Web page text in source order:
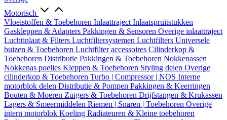
Motorisch
Vloeistoffen & Toebehoren Inlaattraject Inlaatspruitstukken
Gaskleppen & Adapters Pakkingen & Sensoren Overige inlaattraject
Luchtinlaat & Filters Luchtfiltersystemen Luchtfilters Universele
buizen & Toebehoren Luchtfilter accessoires Cilinderkop &
Toebehoren Distributie Pakkingen & Toebehoren Nokkenassen
Nokkenas poelies Kleppen & Toebehoren Styling delen Overige
cilinderkop & Toebehoren Turbo | Compressor | NOS Interne
motorblok delen Distributie & Pompen Pakkingen & Keerringen
Bouten & Moeren Zuigers & Toebehoren Drijfstangen & Krukassen
Lagers & Smeermiddelen Riemen | Snaren | Toebehoren Overige
intern motorblok Koeling Radiateuren & Kleine toebehoren